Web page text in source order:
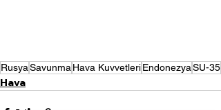
RusyaSavunma Hava KuvvetleriEndonezyaSU-35
Hava